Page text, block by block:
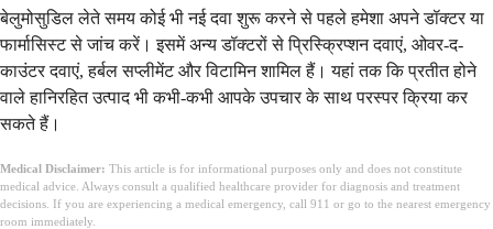
बेलुमोसुडिल लेते समय कोई भी नई दवा शुरू करने से पहले हमेशा अपने डॉक्टर या
फार्मासिस्ट से जांच करें। इसमें अन्य डॉक्टरों से प्रिस्क्रिप्शन दवाएं, ओवर-द-
काउंटर दवाएं, हर्बल सप्लीमेंट और विटामिन शामिल हैं। यहां तक कि प्रतीत होने
वाले हानिरहित उत्पाद भी कभी-कभी आपके उपचार के साथ परस्पर क्रिया कर
सकते हैं।
Medical Disclaimer: This article is for informational purposes only and does not constitute
medical advice. Always consult a qualified healthcare provider for diagnosis and treatment
decisions. If you are experiencing a medical emergency, call 911 or go to the nearest emergency
room immediately.